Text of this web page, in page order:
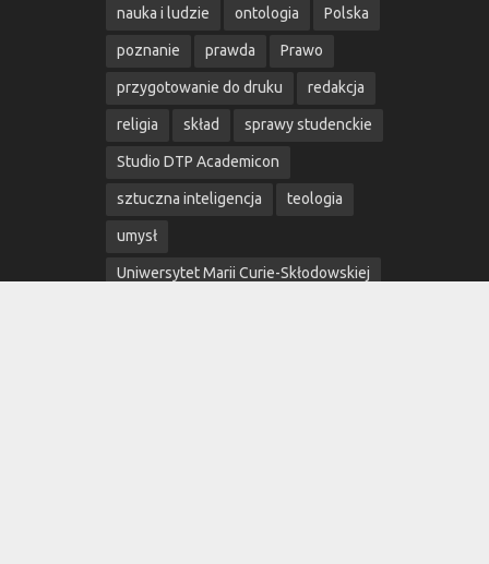
nauka i ludzie ontologia Polska
poznanie prawda Prawo
przygotowanie do druku redakcja
religia skład sprawy studenckie
Studio DTP Academicon
sztuczna inteligencja teologia
umysł
Uniwersytet Marii Curie-Skłodowskiej